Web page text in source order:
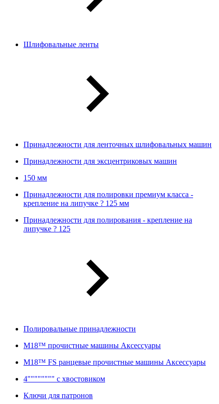
Шлифовальные ленты
Принадлежности для ленточных шлифовальных машин
Принадлежности для эксцентриковых машин
150 мм
Принадлежности для полировки премиум класса -
крепление на липучке ? 125 мм
Принадлежности для полирования - крепление на
липучке ? 125
Полировальные принадлежности
M18™ прочистные машины Аксессуары
M18™ FS ранцевые прочистные машины Аксессуары
4"""""""" с хвостовиком
Ключи для патронов